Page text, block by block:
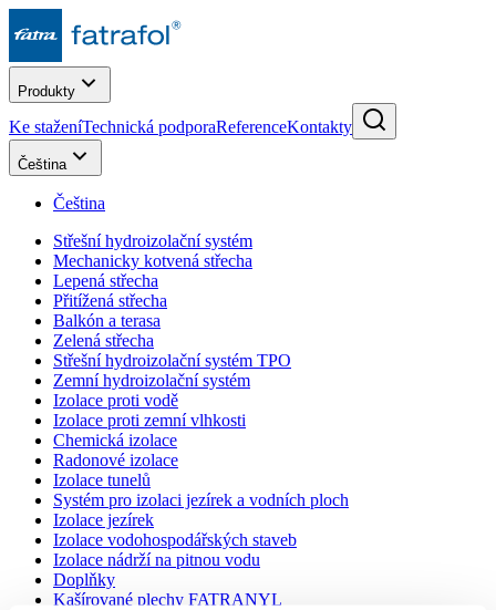
Produkty
Ke staženíTechnická podporaReferenceKontakty
Čeština
Čeština
Střešní hydroizolační systém
Mechanicky kotvená střecha
Lepená střecha
Přitížená střecha
Balkón a terasa
Zelená střecha
Střešní hydroizolační systém TPO
Zemní hydroizolační systém
Izolace proti vodě
Izolace proti zemní vlhkosti
Chemická izolace
Radonové izolace
Izolace tunelů
Systém pro izolaci jezírek a vodních ploch
Izolace jezírek
Izolace vodohospodářských staveb
Izolace nádrží na pitnou vodu
Doplňky
Kašírované plechy FATRANYL